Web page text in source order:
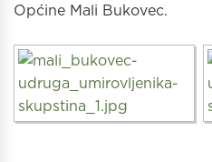
Općine Mali Bukovec.